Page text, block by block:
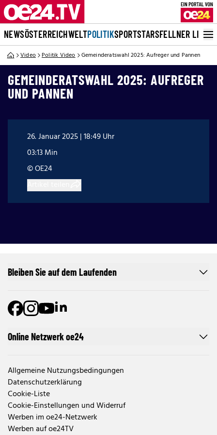
NEWSÖSTERREICHWELTPOLITIKSPORTSTARSFELLNER LIVE
Video Politik Video Gemeinderatswahl 2025: Aufreger und Pannen
GEMEINDERATSWAHL 2025: AUFREGER
UND PANNEN
26. Januar 2025 | 18:49 Uhr
03:13 Min
© OE24
Online Netzwerk oe24
Allgemeine Nutzungsbedingungen
Datenschutzerklärung
Cookie-Liste
Cookie-Einstellungen und Widerruf
Werben im oe24-Netzwerk
Werben auf oe24TV
Bleiben Sie auf dem Laufenden